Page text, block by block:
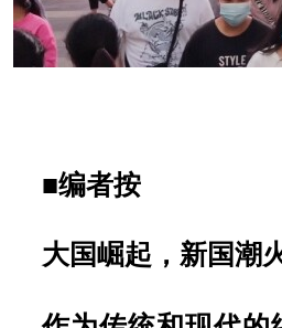
■编者按
大国崛起，新国潮